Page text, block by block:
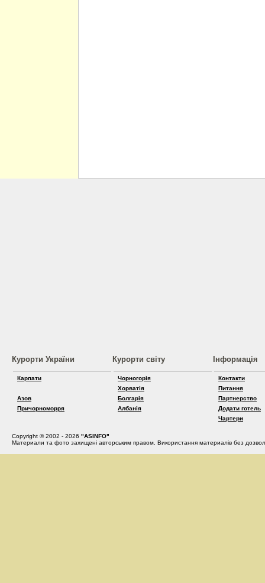
Курорти України
Карпати
Азов
Причорноморря
Курорти світу
Чорногорія
Хорватія
Болгарія
Албанія
Інформація
Контакти
Питання
Партнерство
Додати готель
Чартери
Copyright © 2002 - 2026 "ASINFO"
Материали та фото захищені авторським правом. Використання материалів без